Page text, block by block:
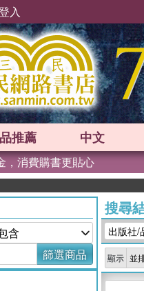
入
推薦 中文
，消費購書更貼心
篩選商品
搜尋
出版社/
顯示